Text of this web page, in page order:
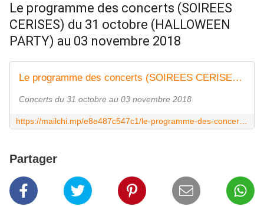
Le programme des concerts (SOIREES
CERISES) du 31 octobre (HALLOWEEN
PARTY) au 03 novembre 2018
Le programme des concerts (SOIREES CERISES) du 31 octobre (HALLOWEEN PARTY) au 03 novembre 2018
Concerts du 31 octobre au 03 novembre 2018
Partager